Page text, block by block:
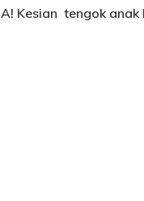
Kesian tengok